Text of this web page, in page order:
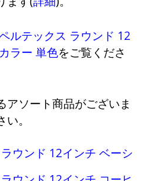
ルテックス ラウンド 12
ラー 単色をご覧くださ
アソート商品がございま
。
ウンド 12インチ ベーシ